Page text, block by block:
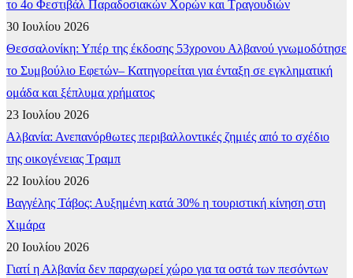
το 4ο Φεστιβάλ Παραδοσιακών Χορών και Τραγουδιών
30 Ιουλίου 2026
Θεσσαλονίκη: Υπέρ της έκδοσης 53χρονου Αλβανού γνωμοδότησε
το Συμβούλιο Εφετών– Κατηγορείται για ένταξη σε εγκληματική
ομάδα και ξέπλυμα χρήματος
23 Ιουλίου 2026
Αλβανία: Ανεπανόρθωτες περιβαλλοντικές ζημιές από το σχέδιο
της οικογένειας Τραμπ
22 Ιουλίου 2026
Βαγγέλης Τάβος: Αυξημένη κατά 30% η τουριστική κίνηση στη
Χιμάρα
20 Ιουλίου 2026
Γιατί η Αλβανία δεν παραχωρεί χώρο για τα οστά των πεσόντων